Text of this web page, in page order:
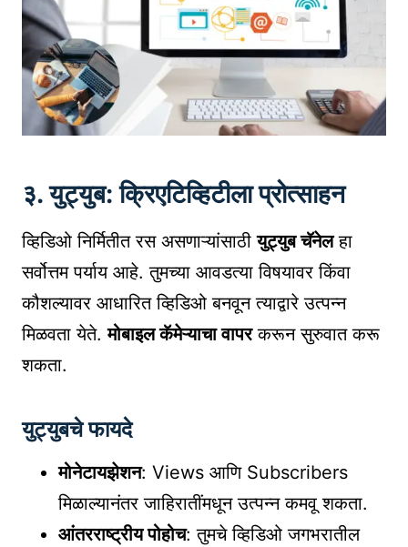
३. युट्युब: क्रिएटिव्हिटीला प्रोत्साहन
व्हिडिओ निर्मितीत रस असणाऱ्यांसाठीयुट्युब चॅनेलहा
सर्वोत्तम पर्याय आहे. तुमच्या आवडत्या विषयावर किंवा
कौशल्यावर आधारित व्हिडिओ बनवून त्याद्वारे उत्पन्न
मिळवता येते.मोबाइल कॅमेऱ्याचा वापरकरून सुरुवात करू
शकता.
युट्युबचे फायदे
मोनेटायझेशन: Views आणि Subscribers
मिळाल्यानंतर जाहिरातींमधून उत्पन्न कमवू शकता.
आंतरराष्ट्रीय पोहोच: तुमचे व्हिडिओ जगभरातील